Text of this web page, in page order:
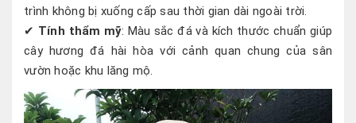
trình không bị xuống cấp sau thời gian dài ngoài trời.
✔ Tính thẩm mỹ: Màu sắc đá và kích thước chuẩn giúp
cây hương đá hài hòa với cảnh quan chung của sân
vườn hoặc khu lăng mộ.